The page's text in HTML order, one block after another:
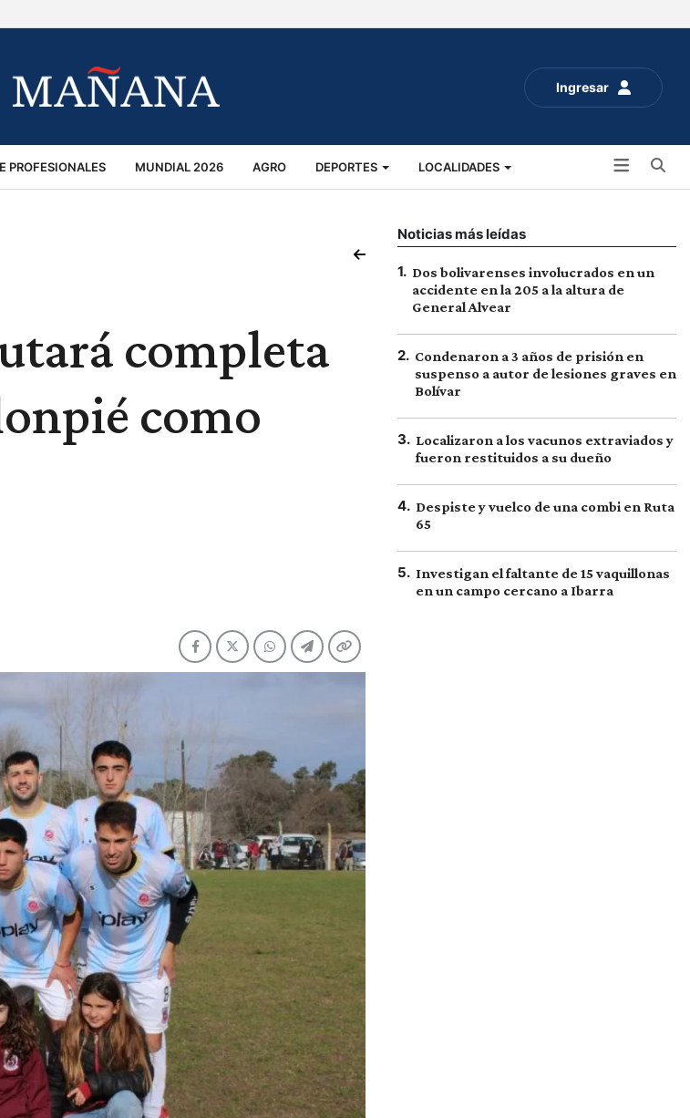
Ingresar
PROFESIONALES MUNDIAL 2026 AGRO DEPORTES LOCALIDADES
completa
como
Noticias más leídas
1. Dos bolivarenses involucrados en un
accidente en la 205 a la altura de
General Alvear
2. Condenaron a 3 años de prisión en
suspenso a autor de lesiones graves en
Bolívar
3. Localizaron a los vacunos extraviados y
fueron restituidos a su dueño
4. Despiste y vuelco de una combi en Ruta
65
5. Investigan el faltante de 15 vaquillonas
en un campo cercano a Ibarra